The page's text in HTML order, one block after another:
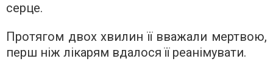
серце.
Протягом двох хвилин її вважали мертвою,
перш ніж лікарям вдалося її реанімувати.